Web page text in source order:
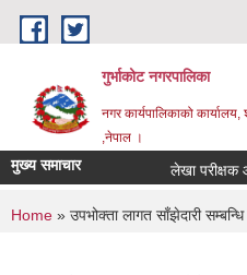
Skip to main content
गुर्भाकोट नगरपालिका
नगर कार्यपालिकाको
,नेपाल ।
मुख्य समाचार लेखा परीक्षक
You are here
Home » उपभोक्ता लागत साँझेदारी